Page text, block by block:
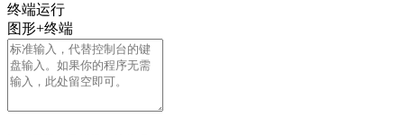
终端运行
图形+终端